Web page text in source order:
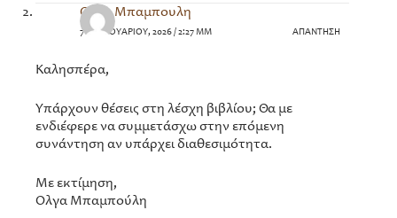
Ολγα Μπαμπουλη
7 ΦΕΒΡΟΥΑΡΊΟΥ, 2026 / 2:27 ΜΜ ΑΠΆΝΤΗΣΗ
Καλησπέρα,
Υπάρχουν θέσεις στη λέσχη βιβλίου; Θα με
ενδιέφερε να συμμετάσχω στην επόμενη
συνάντηση αν υπάρχει διαθεσιμότητα.
Με εκτίμηση,
Ολγα Μπαμπούλη